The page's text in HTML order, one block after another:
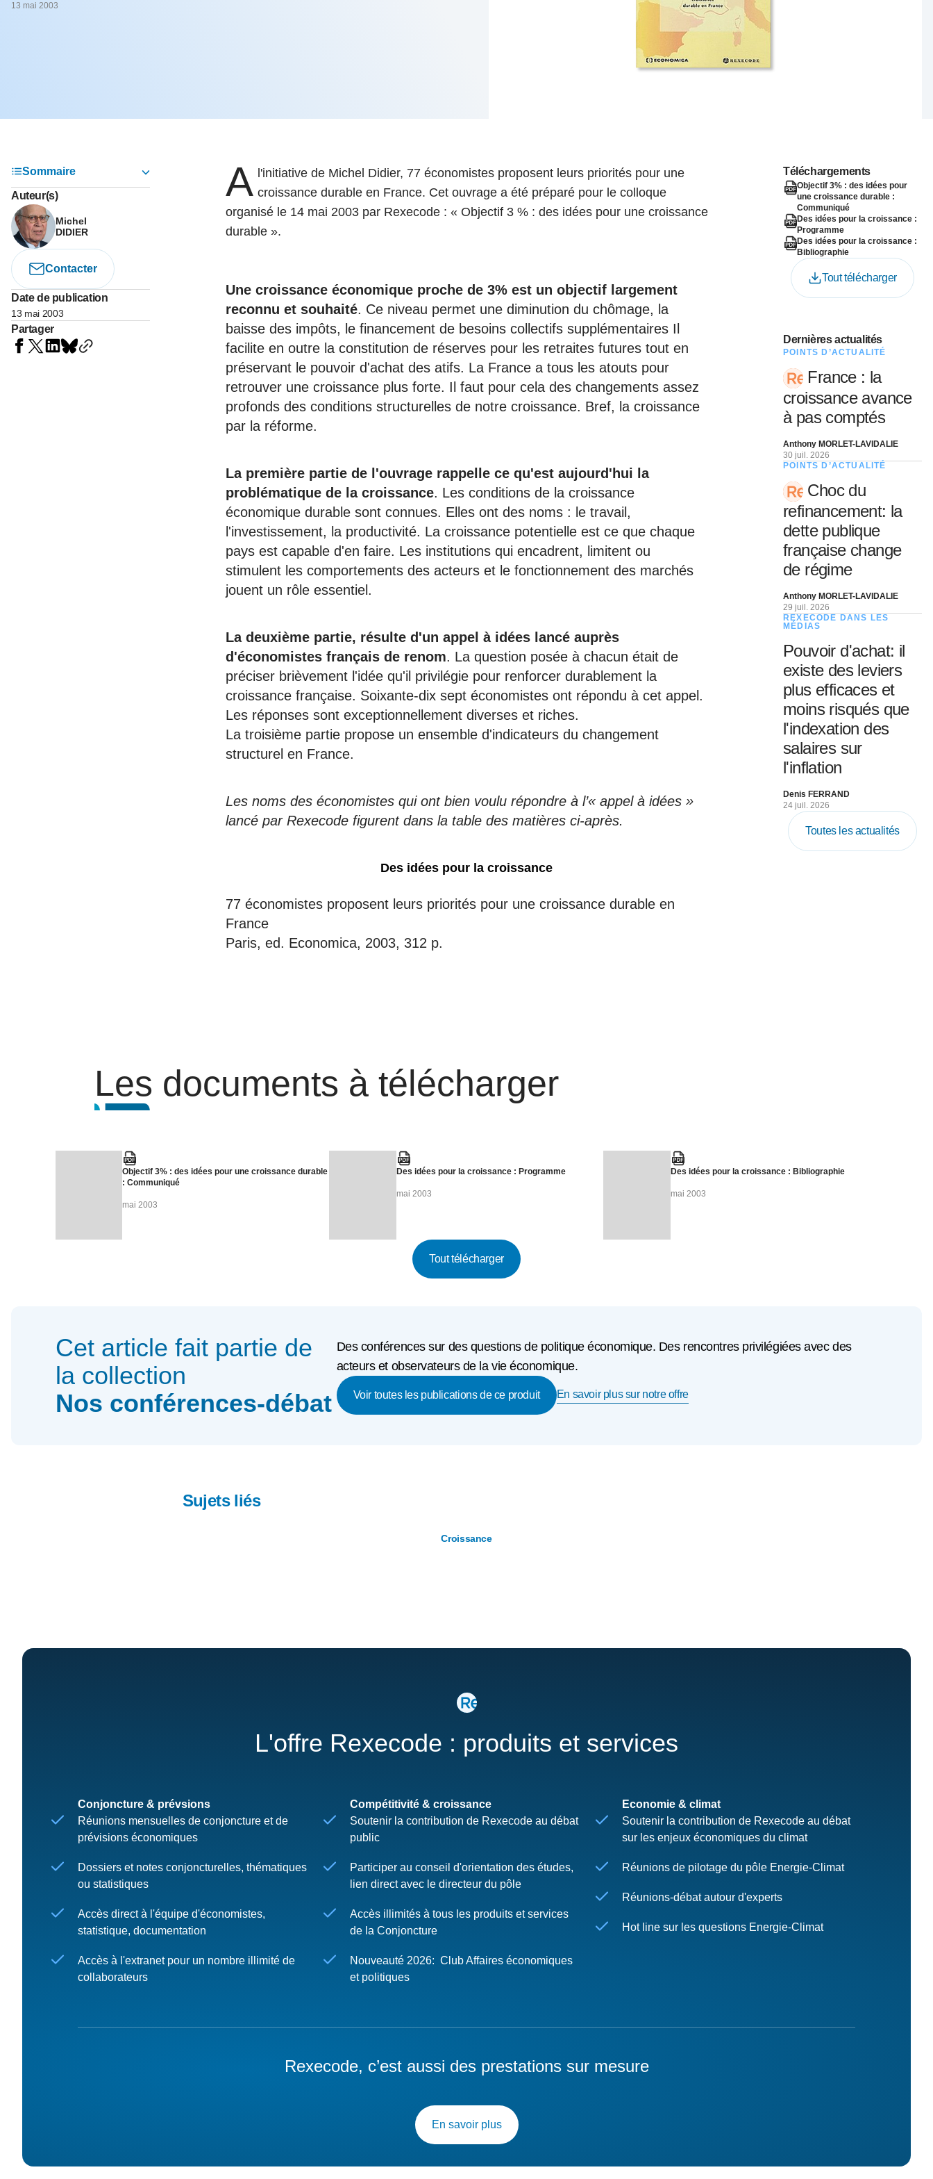
Voir tous les pays
Voir tous les économistes
l’Okavango
Voir toute la presse
d'Olivier Redoulès au Sénat pour
Mieux concilier décarbonation et
Voir toutes les instances
13 mai 2003
Sommaire
Auteur(s)
Michel
DIDIER
Contacter
Date de publication
13 mai 2003
Partager
A l'initiative de Michel Didier, 77 économistes proposent leurs priorités pour une
croissance durable en France. Cet ouvrage a été préparé pour le colloque
organisé le 14 mai 2003 par Rexecode : « Objectif 3 % : des idées pour une croissance
durable ».
Une croissance économique proche de 3% est un objectif largement
reconnu et souhaité. Ce niveau permet une diminution du chômage, la
baisse des impôts, le financement de besoins collectifs supplémentaires Il
facilite en outre la constitution de réserves pour les retraites futures tout en
préservant le pouvoir d'achat des atifs. La France a tous les atouts pour
retrouver une croissance plus forte. Il faut pour cela des changements assez
profonds des conditions structurelles de notre croissance. Bref, la croissance
par la réforme.
La première partie de l'ouvrage rappelle ce qu'est aujourd'hui la
problématique de la croissance. Les conditions de la croissance
économique durable sont connues. Elles ont des noms : le travail,
l'investissement, la productivité. La croissance potentielle est ce que chaque
pays est capable d'en faire. Les institutions qui encadrent, limitent ou
stimulent les comportements des acteurs et le fonctionnement des marchés
jouent un rôle essentiel.
La deuxième partie, résulte d'un appel à idées lancé auprès
d'économistes français de renom. La question posée à chacun était de
préciser brièvement l'idée qu'il privilégie pour renforcer durablement la
croissance française. Soixante-dix sept économistes ont répondu à cet appel.
Les réponses sont exceptionnellement diverses et riches.
La troisième partie propose un ensemble d'indicateurs du changement
structurel en France.
Les noms des économistes qui ont bien voulu répondre à l’« appel à idées »
lancé par Rexecode figurent dans la table des matières ci-après.
Des idées pour la croissance
77 économistes proposent leurs priorités pour une croissance durable en
France
Paris, ed. Economica, 2003, 312 p.
Téléchargements
Objectif 3% : des idées pour
une croissance durable :
Communiqué
Des idées pour la croissance :
Programme
Des idées pour la croissance :
Bibliographie
Tout télécharger
Dernières actualités
POINTS D’ACTUALITÉ
France : la
croissance avance
à pas comptés
Anthony MORLET-LAVIDALIE
30 juil. 2026
POINTS D’ACTUALITÉ
Choc du
refinancement: la
dette publique
française change
de régime
Anthony MORLET-LAVIDALIE
29 juil. 2026
REXECODE DANS LES
MÉDIAS
Pouvoir d'achat: il
existe des leviers
plus efficaces et
moins risqués que
l'indexation des
salaires sur
l'inflation
Denis FERRAND
24 juil. 2026
Toutes les actualités
Les documents à télécharger
Objectif 3% : des idées pour une croissance durable
: Communiqué
mai 2003
Des idées pour la croissance : Programme
mai 2003
Des idées pour la croissance : Bibliographie
mai 2003
Tout télécharger
Cet article fait partie de
la collection
Nos conférences-débat
Des conférences sur des questions de politique économique. Des rencontres privilégiées avec des
acteurs et observateurs de la vie économique.
Voir toutes les publications de ce produit En savoir plus sur notre offre
Sujets liés
Croissance
L'offre Rexecode : produits et services
Conjoncture & prévsions
Réunions mensuelles de conjoncture et de
prévisions économiques
Dossiers et notes conjoncturelles, thématiques
ou statistiques
Accès direct à l'équipe d'économistes,
statistique, documentation
Accès à l'extranet pour un nombre illimité de
collaborateurs
Compétitivité & croissance
Soutenir la contribution de Rexecode au débat
public
Participer au conseil d'orientation des études,
lien direct avec le directeur du pôle
Accès illimités à tous les produits et services
de la Conjoncture
Nouveauté 2026: Club Affaires économiques
et politiques
Economie & climat
Soutenir la contribution de Rexecode au débat
sur les enjeux économiques du climat
Réunions de pilotage du pôle Energie-Climat
Réunions-débat autour d'experts
Hot line sur les questions Energie-Climat
Rexecode, c’est aussi des prestations sur mesure
En savoir plus